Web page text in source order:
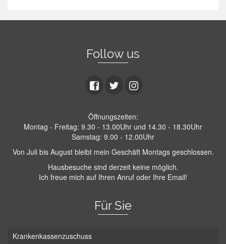
Follow us
Öffnungszeiten:
Montag - Freitag: 9.30 - 13.00Uhr und 14.30 - 18.30Uhr
Samstag: 9.00 - 12.00Uhr
Von Juli bis August bleibt mein Geschäft Montags geschlossen.
Hausbesuche sind derzeit keine möglich.
Ich freue mich auf Ihren Anruf oder Ihre Email!
Für Sie
Krankenkassenzuschuss